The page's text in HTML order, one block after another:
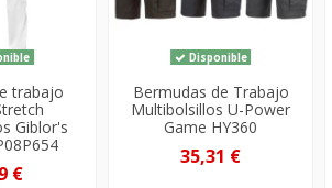
trabajo
Giblor's
€
Disponible
Bermudas de Trabajo
Multibolsillos U-Power
Game HY360
35,31 €